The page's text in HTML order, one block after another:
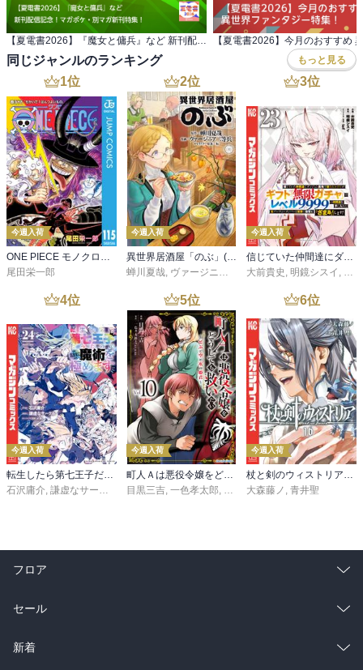
【夏電書2026】『魔女と傭兵』など 新刊配信記念！マガポケ・別マガ新刊特集！
同じジャンルのランキング もっと見る
1位
今週入荷
尾田栄一郎
2位
今週入荷
蝉川夏哉 ヴァージニア二等兵 ,転
3位
今週入荷
大前貴史 明鏡シスイ
4位
今週入荷
転生したら第七王子だったので、気ままに魔術を極めます（２４）
石沢庸介, 謙虚なサークル メル。
5位
今週入荷
町人Ａは悪役令嬢をどうしても救いたい ～どぶと空と氷の姫君～１０【電子書店共通特典イラスト付】
目黒三吉, 一色孝太郎, Parum
6位
今週入荷
杖と剣のウィストリア（１６）
大森藤ノ , 青井聖
フロア
総合
ラノベ
セール
総合
新着